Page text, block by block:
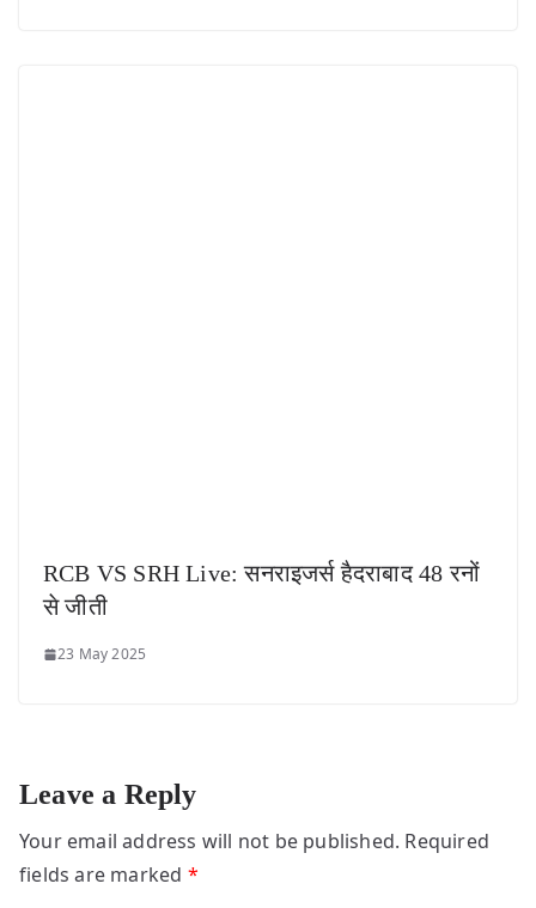
RCB VS SRH Live: सनराइजर्स हैदराबाद 48 रनों
से जीती
23 May 2025
Leave a Reply
Your email address will not be published. Required
fields are marked *